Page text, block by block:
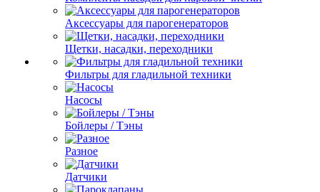
Аксессуары для парогенераторов
Щетки, насадки, переходники
Фильтры для гладильной техники
Насосы
Бойлеры / Тэны
Разное
Датчики